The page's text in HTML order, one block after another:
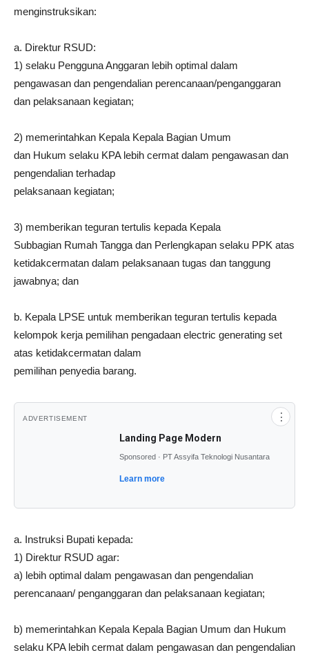
menginstruksikan:
a. Direktur RSUD:
1) selaku Pengguna Anggaran lebih optimal dalam
pengawasan dan pengendalian perencanaan/penganggaran
dan pelaksanaan kegiatan;
2) memerintahkan Kepala Kepala Bagian Umum
dan Hukum selaku KPA lebih cermat dalam pengawasan dan
pengendalian terhadap
pelaksanaan kegiatan;
3) memberikan teguran tertulis kepada Kepala
Subbagian Rumah Tangga dan Perlengkapan selaku PPK atas
ketidakcermatan dalam pelaksanaan tugas dan tanggung
jawabnya; dan
b. Kepala LPSE untuk memberikan teguran tertulis kepada
kelompok kerja pemilihan pengadaan electric generating set
atas ketidakcermatan dalam
pemilihan penyedia barang.
ADVERTISEMENT ⋮
Landing Page Modern
Sponsored · PT Assyifa Teknologi Nusantara
Learn more
a. Instruksi Bupati kepada:
1) Direktur RSUD agar:
a) lebih optimal dalam pengawasan dan pengendalian
perencanaan/ penganggaran dan pelaksanaan kegiatan;
b) memerintahkan Kepala Kepala Bagian Umum dan Hukum
selaku KPA lebih cermat dalam pengawasan dan pengendalian